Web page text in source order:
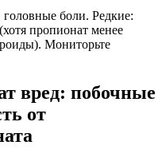
боли. Редкие:
пропионат менее
Мониторьте
вред: побочные
от